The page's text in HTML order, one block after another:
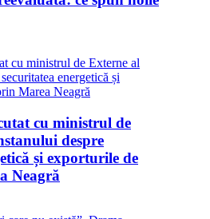
cu ministrul de
despre
și exporturile de
Neagră